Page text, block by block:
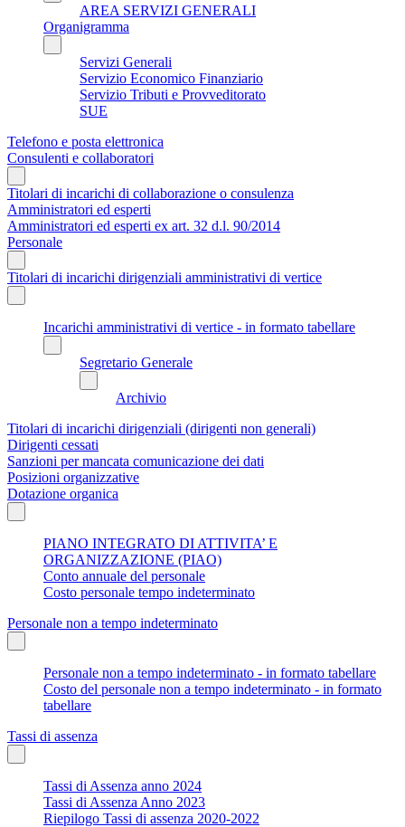
AREA SERVIZI GENERALI
Organigramma
Servizi Generali
Servizio Economico Finanziario
Servizio Tributi e Provveditorato
SUE
Telefono e posta elettronica
Consulenti e collaboratori
Titolari di incarichi di collaborazione o consulenza
Amministratori ed esperti
Amministratori ed esperti ex art. 32 d.l. 90/2014
Personale
Titolari di incarichi dirigenziali amministrativi di vertice
Incarichi amministrativi di vertice - in formato tabellare
Segretario Generale
Archivio
Titolari di incarichi dirigenziali (dirigenti non generali)
Dirigenti cessati
Sanzioni per mancata comunicazione dei dati
Posizioni organizzative
Dotazione organica
PIANO INTEGRATO DI ATTIVITA’ E
ORGANIZZAZIONE (PIAO)
Conto annuale del personale
Costo personale tempo indeterminato
Personale non a tempo indeterminato
Personale non a tempo indeterminato - in formato tabellare
Costo del personale non a tempo indeterminato - in formato
tabellare
Tassi di assenza
Tassi di Assenza anno 2024
Tassi di Assenza Anno 2023
Riepilogo Tassi di assenza 2020-2022